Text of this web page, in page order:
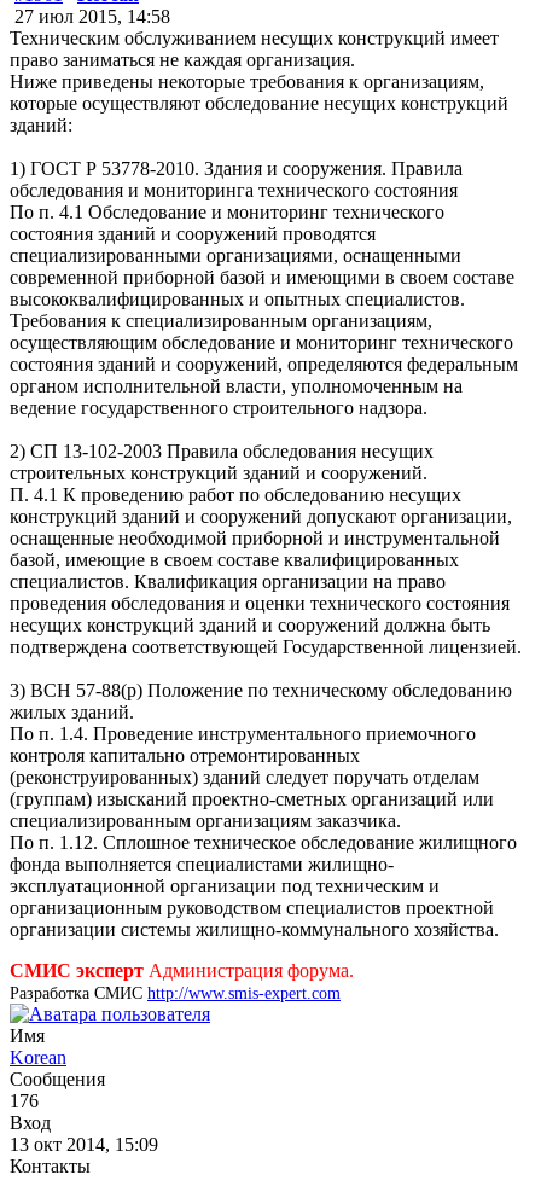
27 июл 2015, 14:58
Техническим обслуживанием несущих конструкций имеет
право заниматься не каждая организация.
Ниже приведены некоторые требования к организациям,
которые осуществляют обследование несущих конструкций
зданий:
1) ГОСТ Р 53778-2010. Здания и сооружения. Правила
обследования и мониторинга технического состояния
По п. 4.1 Обследование и мониторинг технического
состояния зданий и сооружений проводятся
специализированными организациями, оснащенными
современной приборной базой и имеющими в своем составе
высококвалифицированных и опытных специалистов.
Требования к специализированным организациям,
осуществляющим обследование и мониторинг технического
состояния зданий и сооружений, определяются федеральным
органом исполнительной власти, уполномоченным на
ведение государственного строительного надзора.
2) СП 13-102-2003 Правила обследования несущих
строительных конструкций зданий и сооружений.
П. 4.1 К проведению работ по обследованию несущих
конструкций зданий и сооружений допускают организации,
оснащенные необходимой приборной и инструментальной
базой, имеющие в своем составе квалифицированных
специалистов. Квалификация организации на право
проведения обследования и оценки технического состояния
несущих конструкций зданий и сооружений должна быть
подтверждена соответствующей Государственной лицензией.
3) ВСН 57-88(р) Положение по техническому обследованию
жилых зданий.
По п. 1.4. Проведение инструментального приемочного
контроля капитально отремонтированных
(реконструированных) зданий следует поручать отделам
(группам) изысканий проектно-сметных организаций или
специализированным организациям заказчика.
По п. 1.12. Сплошное техническое обследование жилищного
фонда выполняется специалистами жилищно-
эксплуатационной организации под техническим и
организационным руководством специалистов проектной
организации системы жилищно-коммунального хозяйства.
СМИС эксперт Администрация форума.
Разработка СМИС http://www.smis-expert.com
Имя
Korean
Сообщения
176
Вход
13 окт 2014, 15:09
Контакты